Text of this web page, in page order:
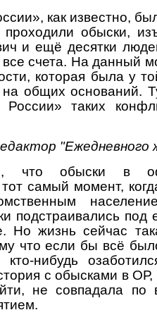
как известно,
обыски,
и ещё десятки
счета. На данный
которая была у
общих оснований.
таких
"Ежедневного
что обыски в
тот самый момент,
подстраивались под
Но жизнь сейчас
что если бы всё
нибудь
с обысками в ОР,
не совпадала по